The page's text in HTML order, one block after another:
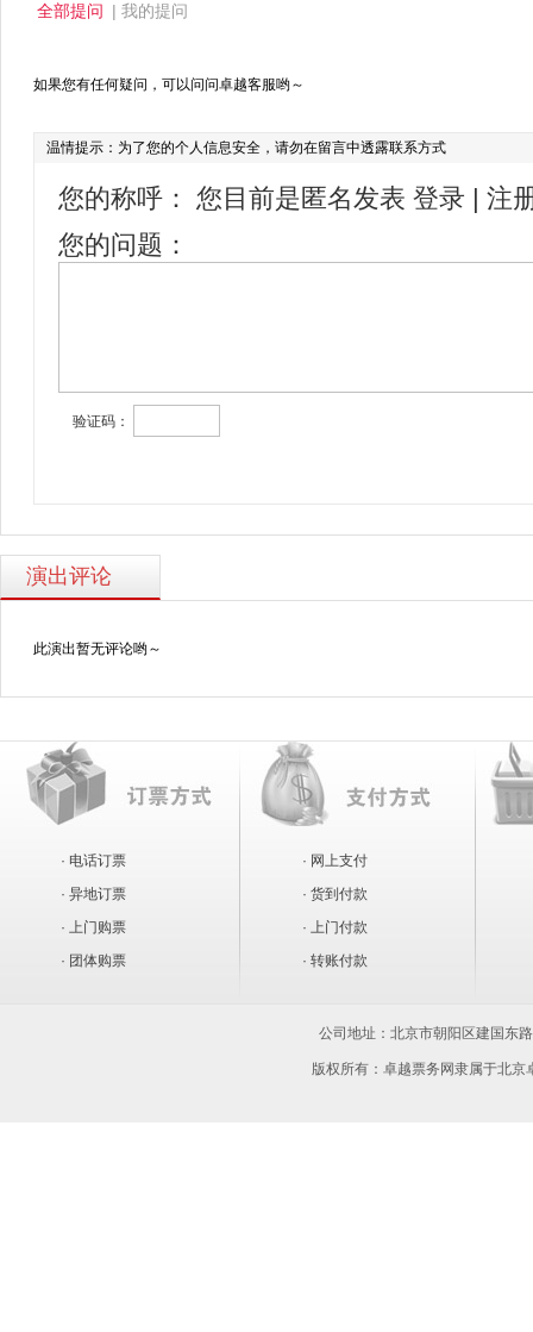
全部提问 | 我的提问
如果您有任何疑问，可以问问卓越客服哟～
温情提示：为了您的个人信息安全，请勿在留言中透露联系方式
您的称呼： 您目前是匿名发表 登录
注
您的问题：
验证码：
演出评论
此演出暂无评论哟～
· 电话订票
· 异地订票
· 上门购票
· 团体购票
· 网上支付
· 货到付款
· 上门付款
· 转账付款
公司地址： 北京市朝阳区建国东
版权所有：卓越票务网隶属于北